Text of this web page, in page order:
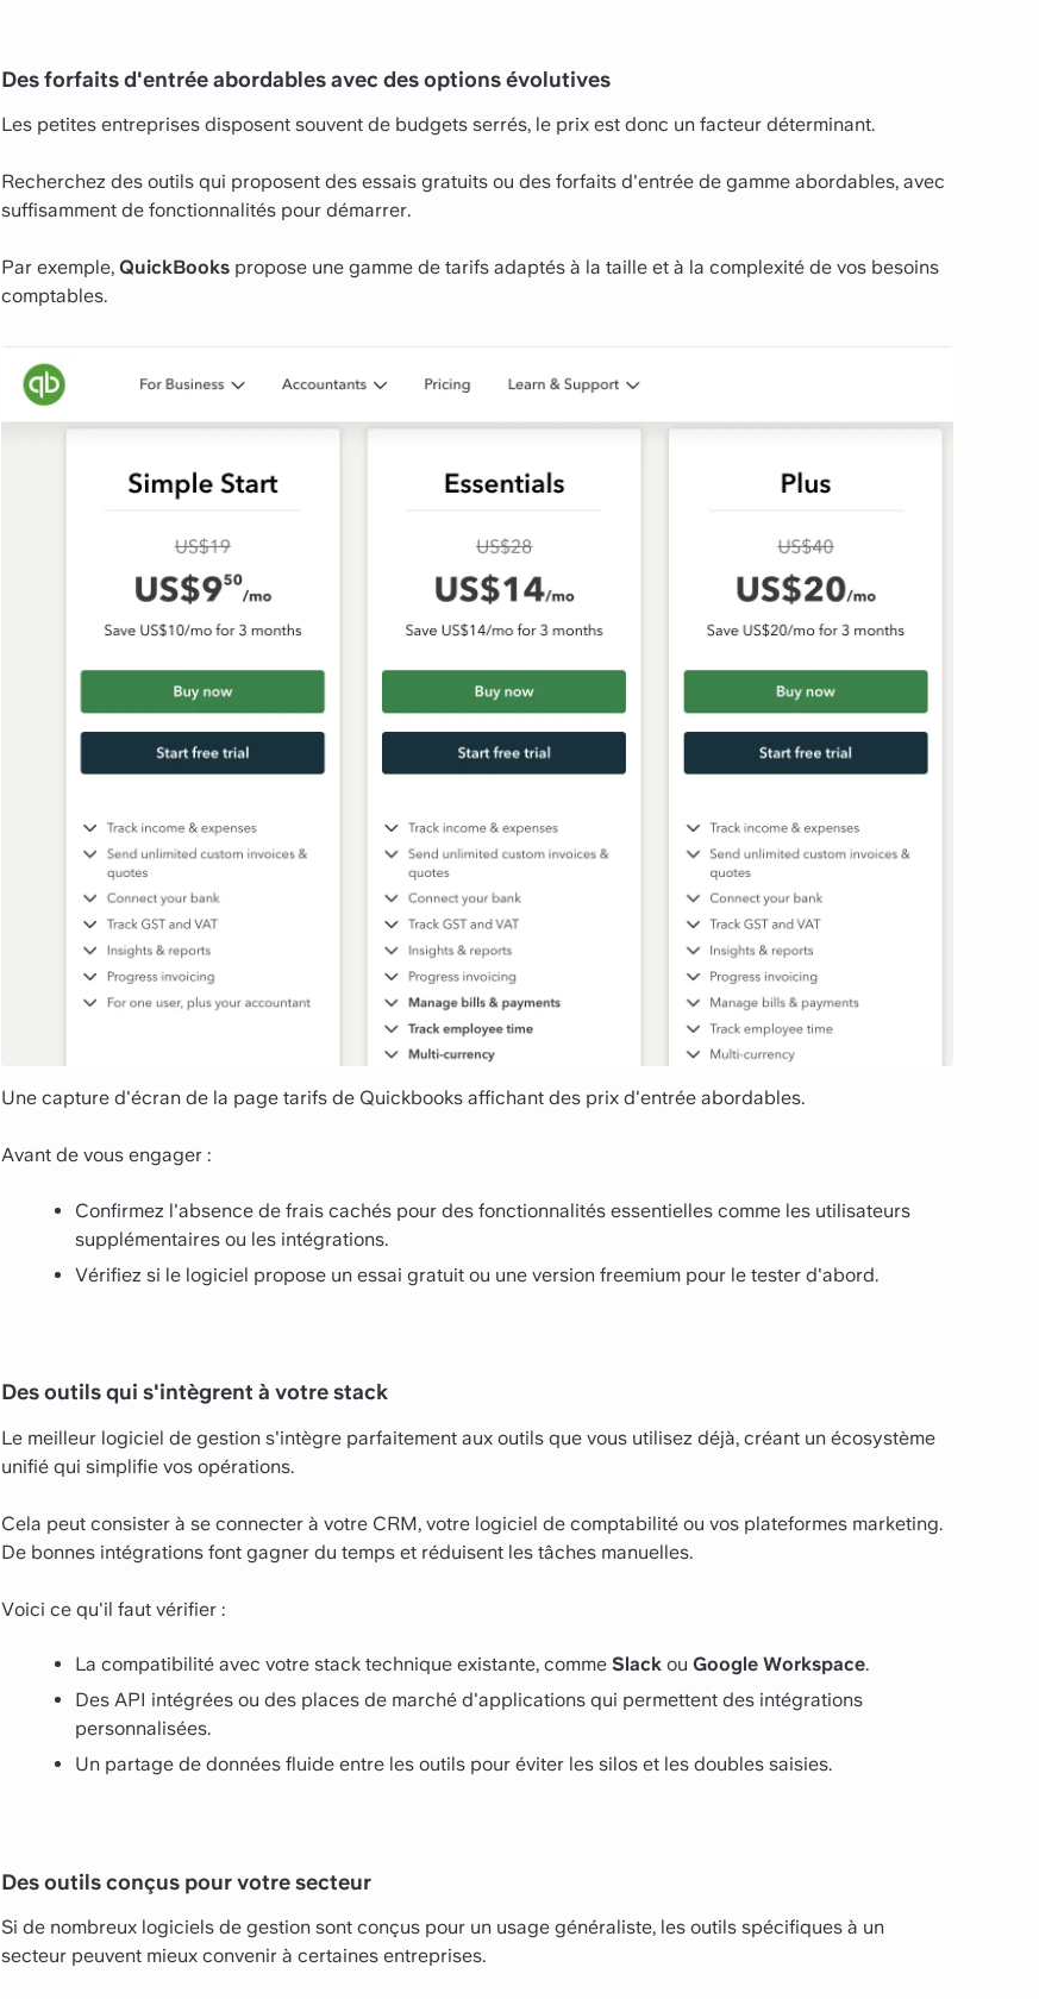
Des forfaits d'entrée abordables avec des options évolutives
Les petites entreprises disposent souvent de budgets serrés, le prix est donc un facteur déterminant.
Recherchez des outils qui proposent des essais gratuits ou des forfaits d'entrée de gamme abordables, avec
suffisamment de fonctionnalités pour démarrer.
Par exemple, QuickBooks propose une gamme de tarifs adaptés à la taille et à la complexité de vos besoins
comptables.
Une capture d'écran de la page tarifs de Quickbooks affichant des prix d'entrée abordables.
Avant de vous engager :
Confirmez l'absence de frais cachés pour des fonctionnalités essentielles comme les utilisateurs
supplémentaires ou les intégrations.
Vérifiez si le logiciel propose un essai gratuit ou une version freemium pour le tester d'abord.
Des outils qui s'intègrent à votre stack
Le meilleur logiciel de gestion s'intègre parfaitement aux outils que vous utilisez déjà, créant un écosystème
unifié qui simplifie vos opérations.
Cela peut consister à se connecter à votre CRM, votre logiciel de comptabilité ou vos plateformes marketing.
De bonnes intégrations font gagner du temps et réduisent les tâches manuelles.
Voici ce qu'il faut vérifier :
La compatibilité avec votre stack technique existante, comme Slack ou Google Workspace.
Des API intégrées ou des places de marché d'applications qui permettent des intégrations
personnalisées.
Un partage de données fluide entre les outils pour éviter les silos et les doubles saisies.
Des outils conçus pour votre secteur
Si de nombreux logiciels de gestion sont conçus pour un usage généraliste, les outils spécifiques à un
secteur peuvent mieux convenir à certaines entreprises.